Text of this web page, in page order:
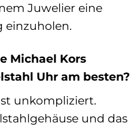
Juwelier eine
einzuholen.
Michael Kors
Uhr am besten?
unkompliziert.
und das